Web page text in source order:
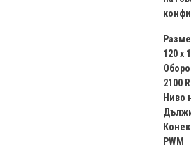
120 x
2100
Ниво
PWM